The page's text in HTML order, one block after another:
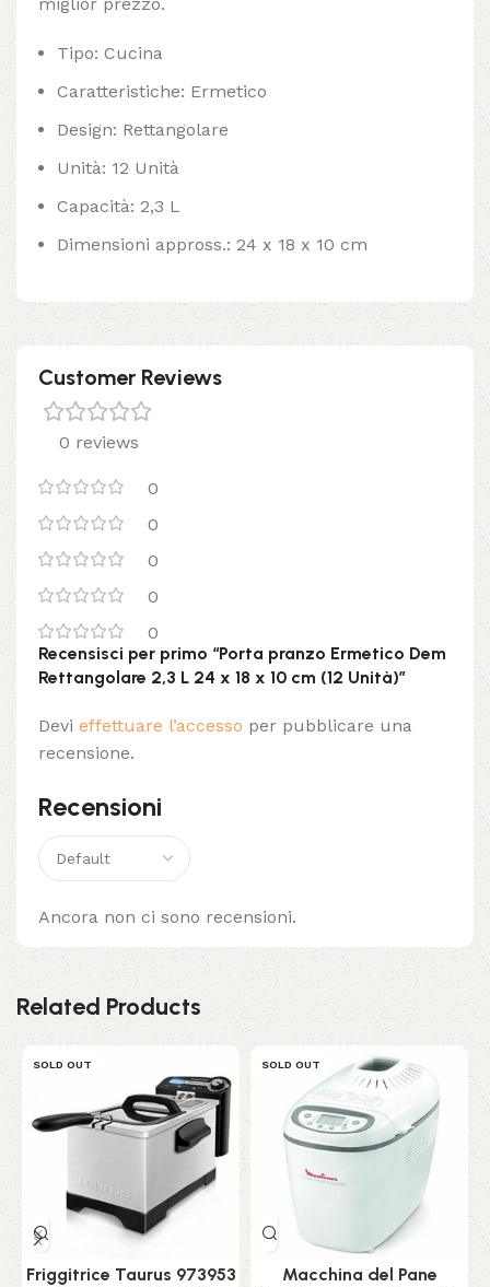
Tipo: Cucina
Caratteristiche: Ermetico
Design: Rettangolare
Unità: 12 Unità
Capacità: 2,3 L
Dimensioni appross.: 24 x 18 x 10 cm
Customer Reviews
0 reviews
0
0
0
0
0
Recensioni
Ancora non ci sono recensioni.
Recensisci per primo “Porta pranzo Ermetico Dem
Rettangolare 2,3 L 24 x 18 x 10 cm (12 Unità)”
Devi effettuare l’accesso per pubblicare una
recensione.
Related Products
SOLD OUT
Friggitrice Taurus 973953
SOLD OUT
Macchina del Pane